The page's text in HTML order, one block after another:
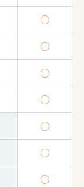
○
○
○
○
○
○
○